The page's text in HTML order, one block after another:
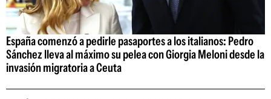
España comenzó a pedirle pasaportes a los italianos: Pedro
Sánchez lleva al máximo su pelea con Giorgia Meloni desde la
invasión migratoria a Ceuta